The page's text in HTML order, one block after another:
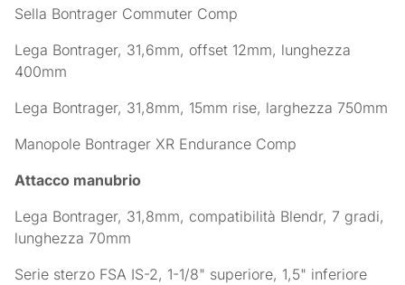
Sella Bontrager Commuter Comp
Lega Bontrager, 31,6mm, offset 12mm, lunghezza
400mm
Lega Bontrager, 31,8mm, 15mm rise, larghezza 750mm
Manopole Bontrager XR Endurance Comp
Attacco manubrio
Lega Bontrager, 31,8mm, compatibilità Blendr, 7 gradi,
lunghezza 70mm
Serie sterzo FSA IS-2, 1-1/8" superiore, 1,5" inferiore